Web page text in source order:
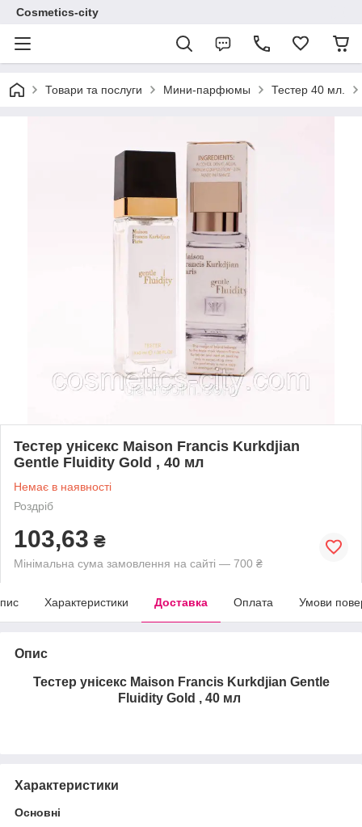
Cosmetics-city
Товари та послуги Мини-парфюмы Тестер 40 мл.
Тестер унісекс Maison Francis Kurkdjian
Gentle Fluidity Gold , 40 мл
Немає в наявності
Роздріб
103,63 ₴
Мінімальна сума замовлення на сайті — 700 ₴
Характеристики Доставка Оплата Умови
Опис
Тестер унісекс Maison Francis Kurkdjian Gentle
Fluidity Gold , 40 мл
Характеристики
Основні